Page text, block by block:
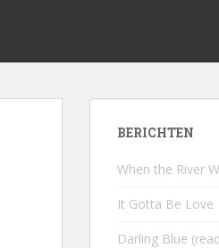
BERICHTEN
When the River
It Gotta Be Love
Darling Blue